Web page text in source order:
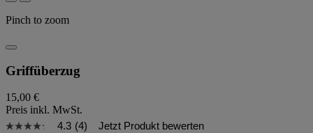
Pinch to zoom
Griffüberzug
15,00 €
Preis inkl. MwSt.
4.3 (4) Jetzt Produkt bewerten